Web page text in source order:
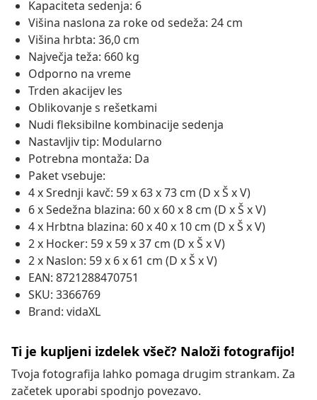
Kapaciteta sedenja: 6
Višina naslona za roke od sedeža: 24 cm
Višina hrbta: 36,0 cm
Največja teža: 660 kg
Odporno na vreme
Trden akacijev les
Oblikovanje s rešetkami
Nudi fleksibilne kombinacije sedenja
Nastavljiv tip: Modularno
Potrebna montaža: Da
Paket vsebuje:
4 x Srednji kavč: 59 x 63 x 73 cm (D x Š x V)
6 x Sedežna blazina: 60 x 60 x 8 cm (D x Š x V)
4 x Hrbtna blazina: 60 x 40 x 10 cm (D x Š x V)
2 x Hocker: 59 x 59 x 37 cm (D x Š x V)
2 x Naslon: 59 x 6 x 61 cm (D x Š x V)
EAN: 8721288470751
SKU: 3366769
Brand: vidaXL
Ti je kupljeni izdelek všeč? Naloži fotografijo!
Tvoja fotografija lahko pomaga drugim strankam. Za
začetek uporabi spodnjo povezavo.